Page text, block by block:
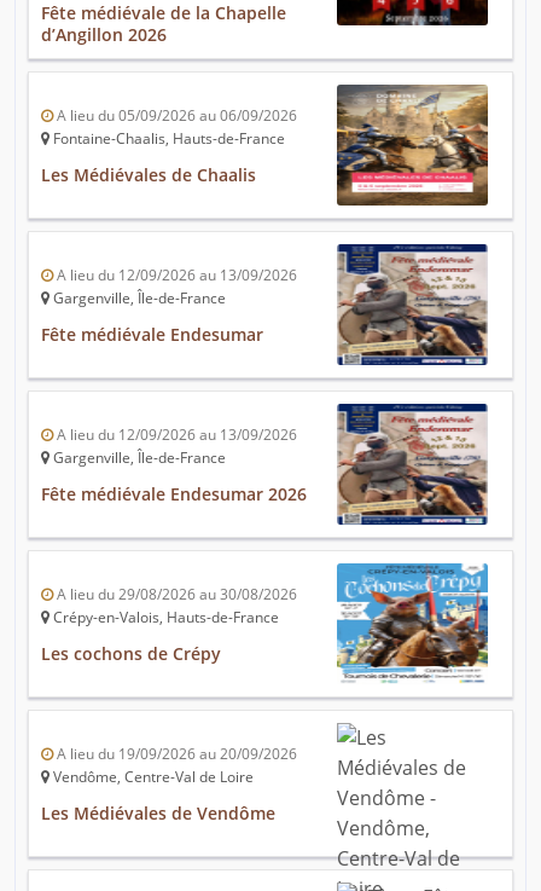
Fête médiévale de la Chapelle
d’Angillon 2026
A lieu du 05/09/2026 au 06/09/2026
Fontaine-Chaalis, Hauts-de-France
Les Médiévales de Chaalis
A lieu du 12/09/2026 au 13/09/2026
Gargenville, Île-de-France
Fête médiévale Endesumar
A lieu du 12/09/2026 au 13/09/2026
Gargenville, Île-de-France
Fête médiévale Endesumar 2026
A lieu du 29/08/2026 au 30/08/2026
Crépy-en-Valois, Hauts-de-France
Les cochons de Crépy
A lieu du 19/09/2026 au 20/09/2026
Vendôme, Centre-Val de Loire
Les Médiévales de Vendôme